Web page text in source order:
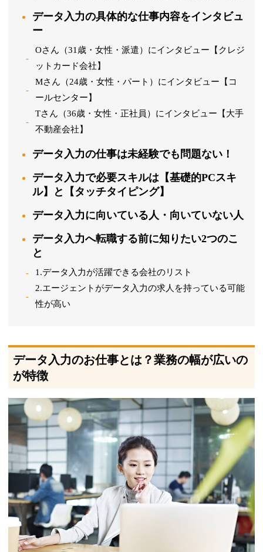
データ入力の具体的な仕事内容をインタビュ
ー
Oさん（31歳・女性・派遣）にインタビュー【クレジ
ットカード会社】
Mさん（24歳・女性・パート）にインタビュー【コ
ールセンター】
Tさん（36歳・女性・正社員）にインタビュー【大手
不動産会社】
データ入力の仕事は未経験でも問題ない！
データ入力で必要スキルは【基礎的PCスキ
ル】と【タッチタイピング】
データ入力に向いている人・向いていない人
データ入力へ転職する前に知りたい2つのこ
と
1.データ入力が活躍できる会社のリスト
2.エージェントがデータ入力の求人を持っている可能
性が高い
データ入力のお仕事とは？業務の幅が広いの
が特徴